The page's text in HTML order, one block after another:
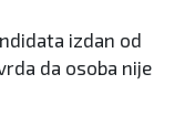
izdan od
da osoba nije